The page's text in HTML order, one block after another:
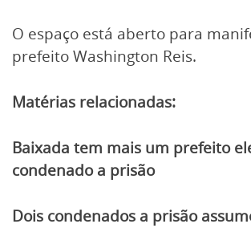
O espaço está aberto para
prefeito Washington Reis.
Matérias relacionadas:
Baixada tem mais um prefeito
condenado a prisão
Dois condenados a prisão